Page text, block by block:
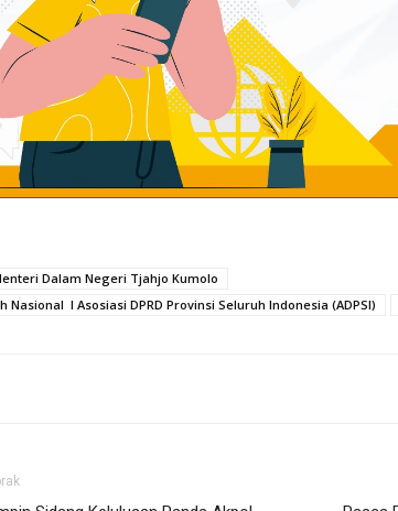
Dalam Negeri Tjahjo Kumolo
Nasional I Asosiasi DPRD Provinsi Seluruh Indonesia (ADPSI)